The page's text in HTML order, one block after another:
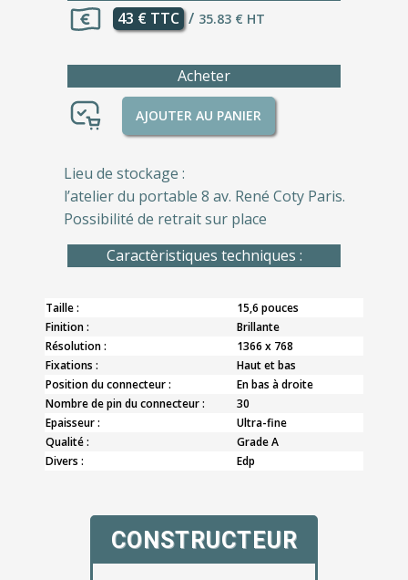
43 € TTC / 35.83 € HT
Acheter
AJOUTER AU PANIER
Lieu de stockage :
l’atelier du portable 8 av. René Coty Paris.
Possibilité de retrait sur place
Caractèristiques techniques :
Taille :
15,6 pouces
Finition :
Brillante
Résolution :
1366 x 768
Fixations :
Haut et bas
Position du connecteur :
En bas à droite
Nombre de pin du connecteur :
30
Epaisseur :
Ultra-fine
Qualité :
Grade A
Divers :
Edp
CONSTRUCTEUR